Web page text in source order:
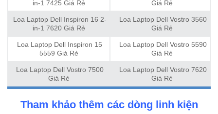
in-1 7425 Giá Rẻ Giá Rẻ
Loa Laptop Dell Inspiron 16 2-
in-1 7620 Giá Rẻ
Loa Laptop Dell Vostro 3560
Giá Rẻ
Loa Laptop Dell Inspiron 15
5559 Giá Rẻ
Loa Laptop Dell Vostro 5590
Giá Rẻ
Loa Laptop Dell Vostro 7500
Giá Rẻ
Loa Laptop Dell Vostro 7620
Giá Rẻ
Tham khảo thêm các dòng linh kiện